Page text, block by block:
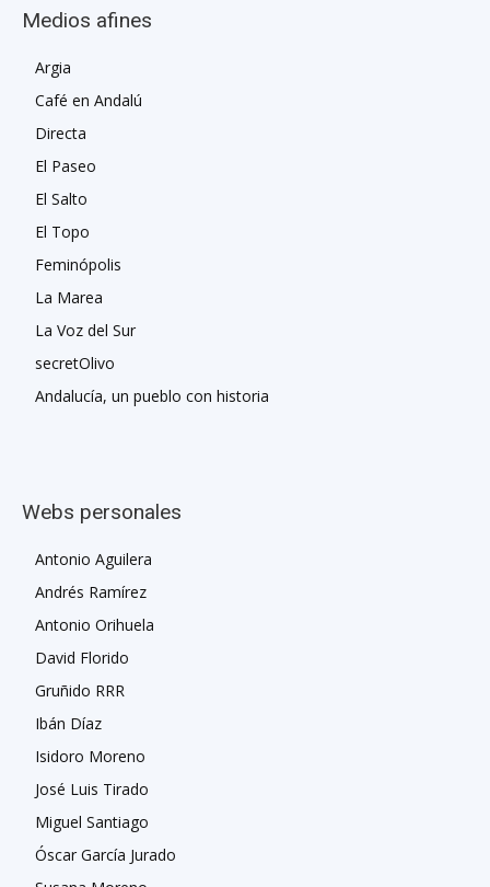
Medios afines
Argia
Café en Andalú
Directa
El Paseo
El Salto
El Topo
Feminópolis
La Marea
La Voz del Sur
secretOlivo
Andalucía, un pueblo con historia
Webs personales
Antonio Aguilera
Andrés Ramírez
Antonio Orihuela
David Florido
Gruñido RRR
Ibán Díaz
Isidoro Moreno
José Luis Tirado
Miguel Santiago
Óscar García Jurado